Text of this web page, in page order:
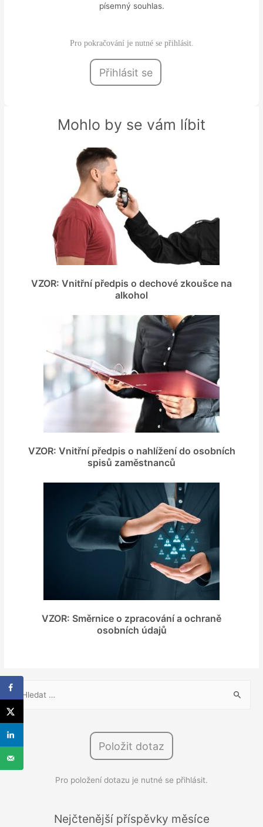
písemný souhlas.
Pro pokračování je nutné se přihlásit.
Přihlásit se
Mohlo by se vám líbit
VZOR: Vnitřní předpis o dechové zkoušce na
alkohol
VZOR: Vnitřní předpis o nahlížení do osobních
spisů zaměstnanců
VZOR: Směrnice o zpracování a ochraně
osobních údajů
V
h
l
Položit dotaz
Pro položení dotazu je nutné se přihlásit.
Nejčtenější příspěvky měsíce